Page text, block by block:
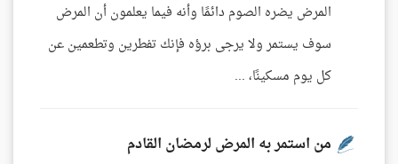
المرض يضره الصوم دائمًا وأنه فيما يعلمون أن المرض
سوف يستمر ولا يرجى برؤه فإنك تفطرين وتطعمين عن
كل يوم مسكينًا، ...
من استمر به المرض لرمضان القادم